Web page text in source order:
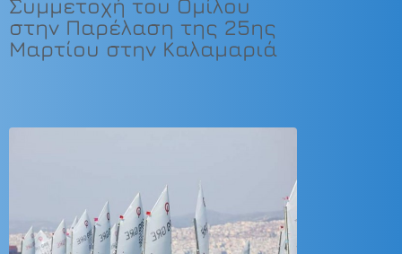
Συμμετοχή του Ομίλου
στην Παρέλαση της 25ης
Μαρτίου στην Καλαμαριά